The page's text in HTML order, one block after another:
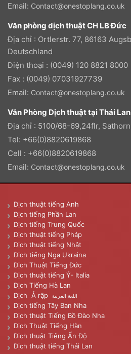
Email: Contact@onestoplang.co.uk
Văn phòng dịch thuật CH LB Đức
Địa chỉ : Ortlerstr. 77, 86163
Deutschland
Điện thoại : (0049) 120 8821 8000
Fax : (0049) 07031927739
Email: Contact@onestoplang.co.uk
Văn Phòng Dịch thuật tại Thái Lan
Địa chỉ : 5100/68-69,24flr,
Tel: +66(0)8820619868
Cell : +66(0)8820619868
Email: Contact@onestoplang.co.uk
Dịch thuật tiếng Anh
Dịch tiếng Phần Lan
Dịch tiếng Trung Quốc
Dịch thuật tiếng Pháp
Dịch thuật tiếng Nhật
Dịch tiếng Nga Ukraina
Dịch Thuật Tiếng Đức
Dịch thuật tiếng Ý- Italia
Dịch Tiếng Hà Lan
Dịch Ả rập
اللغة العربية
Dịch tiếng Tây Ban Nha
Dịch thuật Tiếng Bồ Đào Nha
Dịch Thuật Tiếng Hàn
Dịch thuật Tiếng Ấn Độ
Dịch thuật tiếng Thái Lan